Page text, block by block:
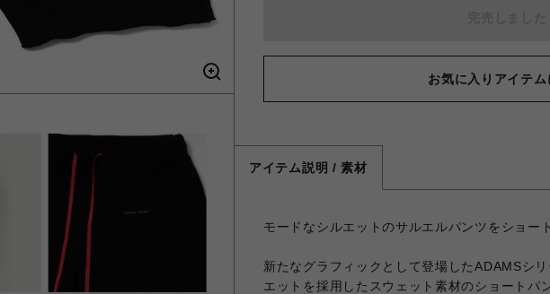
お気に入りアイテム
アイテム説明 / 素材
モードなシルエットのサルエルパンツをショー
新たなグラフィックとして登場したADAMSシ
エットを採用したスウェット素材のショートパ